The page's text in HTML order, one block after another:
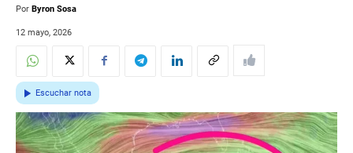
Por Byron Sosa
12 mayo, 2026
Escuchar nota